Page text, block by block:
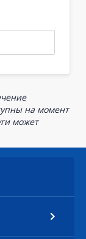
на момент
может